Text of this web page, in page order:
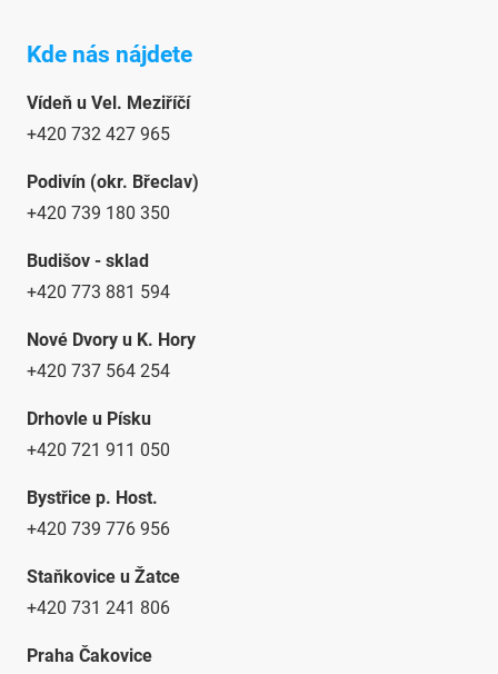
Kde nás nájdete
Vídeň u Vel. Meziříčí
+420 732 427 965
Podivín (okr. Břeclav)
+420 739 180 350
Budišov - sklad
+420 773 881 594
Nové Dvory u K. Hory
+420 737 564 254
Drhovle u Písku
+420 721 911 050
Bystřice p. Host.
+420 739 776 956
Staňkovice u Žatce
+420 731 241 806
Praha Čakovice